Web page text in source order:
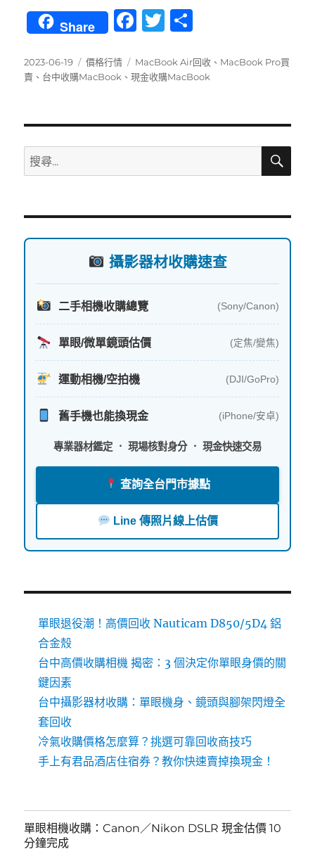
Share
F
c
e
o
o
k
T
it
te
發
佈
2023-06-19
分
類
價格行情
標
籤
MacBook Air回收 、 MacBook Pro買
賣 、 台中收購MacBook 、現金收購MacBook
搜
尋
鍵
字:
搜
攝影器材收購速查
二手相機收購總覽 (Sony/Canon)
單眼/微單鏡頭估價 (定焦/變焦)
運動相機/空拍機 (DJI/GoPro)
舊手機也能換現金 (iPhone/安卓)
專業器材鑑定 ． 現場核對身分 ． 現金快速交易
查詢全台門市據點
Line 傳照片線上估價
單眼退役潮！高價回收 Nauticam D850/5D4 鋁
合金殼
台中高價收購相機 揭密：3 個決定你單眼身價的關
鍵因素
台中攝影器材收購：單眼機身、鏡頭與腳架閃燈全
套回收
冷氣收購價格怎麼算？挑選可靠回收商技巧
手上有君品酒店住宿券？教你快速賣掉換現金！
單眼相機收購：Canon／Nikon DSLR 現金估價 10
分鐘完成